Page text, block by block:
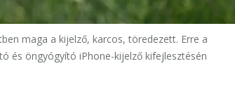
maga a kijelző, karcos, töredezett. Erre a
és öngyógyító iPhone-kijelző kifejlesztésén